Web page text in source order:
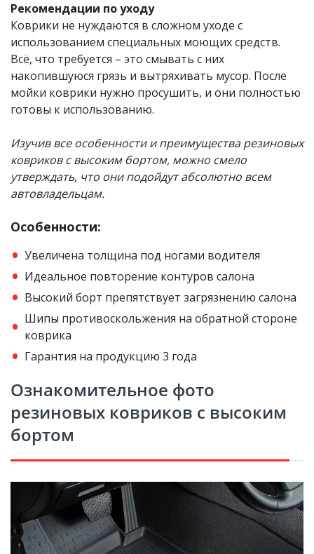
Рекомендации по уходу
Коврики не нуждаются в сложном уходе с
использованием специальных моющих средств.
Всё, что требуется – это смывать с них
накопившуюся грязь и вытряхивать мусор. После
мойки коврики нужно просушить, и они полностью
готовы к использованию.
Изучив все особенности​ и преимущества резиновых
ковриков с высоким бортом, можно смело
утверждать, что они подойдут абсолютно всем
автовладельцам.
Особенности:
Увеличена толщина под ногами водителя
Идеальное повторение контуров салона
Высокий борт препятствует загрязнению салона
Шипы противоскольжения на обратной стороне
коврика
Гарантия на продукцию 3 года
Ознакомительное фото
резиновых ковриков с высоким
бортом